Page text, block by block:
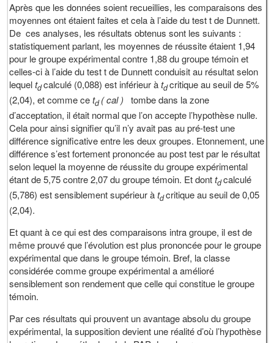
Après que les données soient recueillies, les comparaisons des
moyennes ont étaient faites et cela à l’aide du test t de Dunnett.
De ces analyses, les résultats obtenus sont les suivants :
statistiquement parlant, les moyennes de réussite étaient 1,94
pour le groupe expérimental contre 1,88 du groupe témoin et
celles-ci à l’aide du test t de Dunnett conduisit au résultat selon
lequeltdcalculé (0,088) est inférieur àtdcritique au seuil de 5%
(2,04), et comme cetd( cal )tombe dans la zone
d’acceptation, il était normal que l’on accepte l’hypothèse nulle.
Cela pour ainsi signifier qu’il n’y avait pas au pré-test une
différence significative entre les deux groupes. Etonnement, une
différence s’est fortement prononcée au post test par le résultat
selon lequel la moyenne de réussite du groupe expérimental
étant de 5,75 contre 2,07 du groupe témoin. Et donttdcalculé
(5,786) est sensiblement supérieur àtdcritique au seuil de 0,05
(2,04).
Et quant à ce qui est des comparaisons intra groupe, il est de
même prouvé que l’évolution est plus prononcée pour le groupe
expérimental que dans le groupe témoin. Bref, la classe
considérée comme groupe expérimental a amélioré
sensiblement son rendement que celle qui constitue le groupe
témoin.
Par ces résultats qui prouvent un avantage absolu du groupe
expérimental, la supposition devient une réalité d’où l’hypothèse